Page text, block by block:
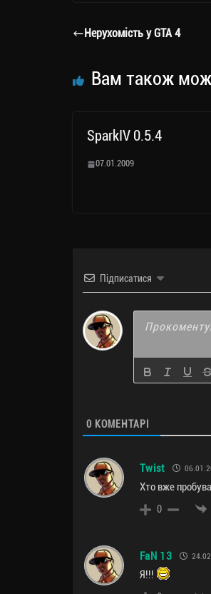
a
er ok
Нерухомість у GTA 4
Вам також
SparkIV 0.5.4
07.01.2009
Підписатися
0 КОМЕНТАРІ
Twist
Хто вже
0
FaN 13
Я!!!